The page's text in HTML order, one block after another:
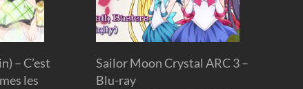
– C’est
les
Sailor Moon Crystal ARC 3 –
Blu-ray